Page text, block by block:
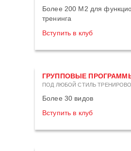
Более 200 М2 для
тренинга
Вступить в клуб
ГРУППОВЫЕ
ПОД ЛЮБОЙ СТИЛЬ
Более 30 видов
Вступить в клуб